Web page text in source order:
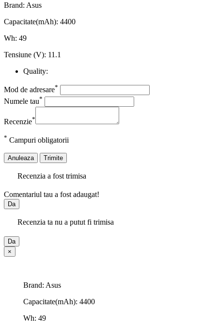
Brand: Asus
Capacitate(mAh): 4400
Wh: 49
Tensiune (V): 11.1
Quality:
Mod de adresare*
Numele tau*
Recenzie*
* Campuri obligatorii
Anuleaza Trimite
Recenzia a fost trimisa
Comentariul tau a fost adaugat!
Da
Recenzia ta nu a putut fi trimisa
Da
×
Brand: Asus
Capacitate(mAh): 4400
Wh: 49